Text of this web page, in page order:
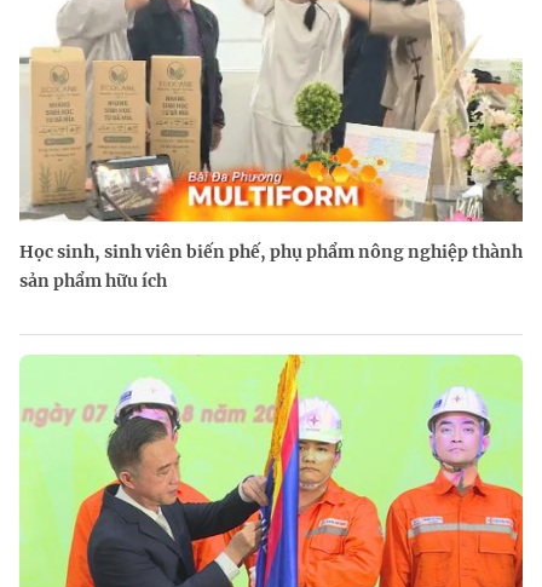
Học sinh, sinh viên biến phế, phụ phẩm nông nghiệp thành
sản phẩm hữu ích